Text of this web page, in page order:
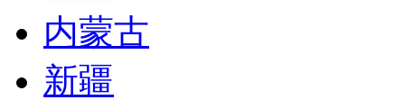
内蒙古
新疆